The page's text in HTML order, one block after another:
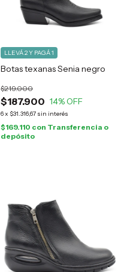
Botas texanas Senia negro
$187.900
$219.000
14% OFF
6x $31.316,67 sin interés
LLEVÁ 2 Y PAGÁ 1
$169.110 con Transferencia o
depósito